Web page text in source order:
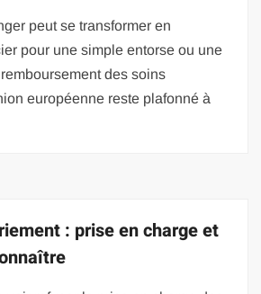
peut se transformer en
pour une simple entorse ou une
des soins
européenne reste plafonné à
: prise en charge et